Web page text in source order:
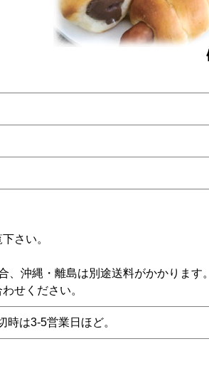
さい。
沖縄・離島は別途送料がかかります。
せください。
は3-5営業日ほど。